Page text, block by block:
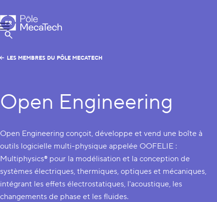
Pôle MecaTech
Menu
Afficher la Recherche
FR
EN
LES MEMBRES DU PÔLE MECATECH
Open Engineering
Open Engineering conçoit, développe et vend une boîte à
outils logicielle multi-physique appelée OOFELIE :
Multiphysics® pour la modélisation et la conception de
systèmes électriques, thermiques, optiques et mécaniques,
intégrant les effets électrostatiques, l'acoustique, les
changements de phase et les fluides.